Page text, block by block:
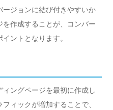
ジョンに結び付きやすいか
作成することが、コンバー
ントとなります。
ングページを最初に作成し
ィックが増加することで、